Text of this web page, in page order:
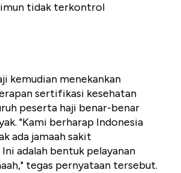
tidak terkontrol
kemudian menekankan
sertifikasi kesehatan
peserta haji benar-benar
"Kami berharap Indonesia
ada jamaah sakit
adalah bentuk pelayanan
tegas pernyataan tersebut.